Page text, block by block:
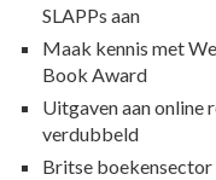
SLAPPs aan
Maak kennis met
Book Award
Uitgaven aan online
verdubbeld
Britse